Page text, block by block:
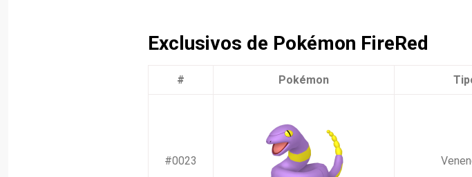
Exclusivos de Pokémon FireRed
# Pokémon
#0023